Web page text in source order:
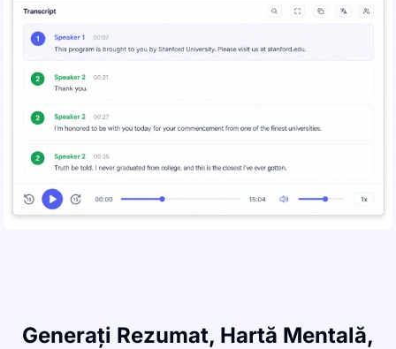
Generați Rezumat, Hartă Mentală,